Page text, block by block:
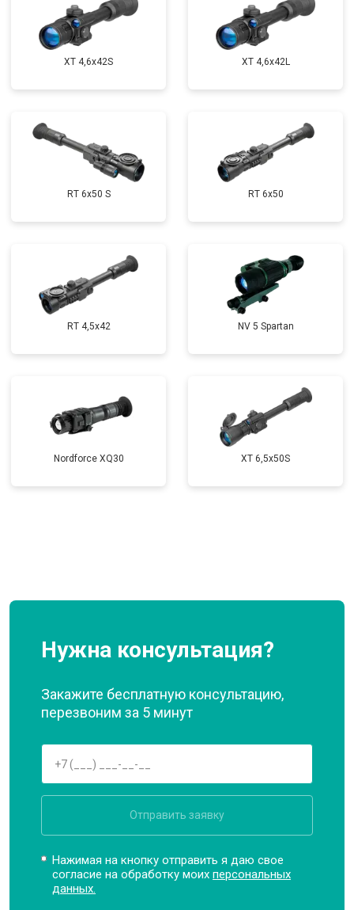
XT 4,6x42S XT 4,6x42L
RT 6x50 S RT 6x50
RT 4,5х42 NV 5 Spartan
Nordforce XQ30 XT 6,5x50S
Нужна консультация?
Закажите бесплатную консультацию,
перезвоним за 5 минут
Отправить заявку
Нажимая на кнопку отправить я даю свое
согласие на обработку моихперсональных
данных.